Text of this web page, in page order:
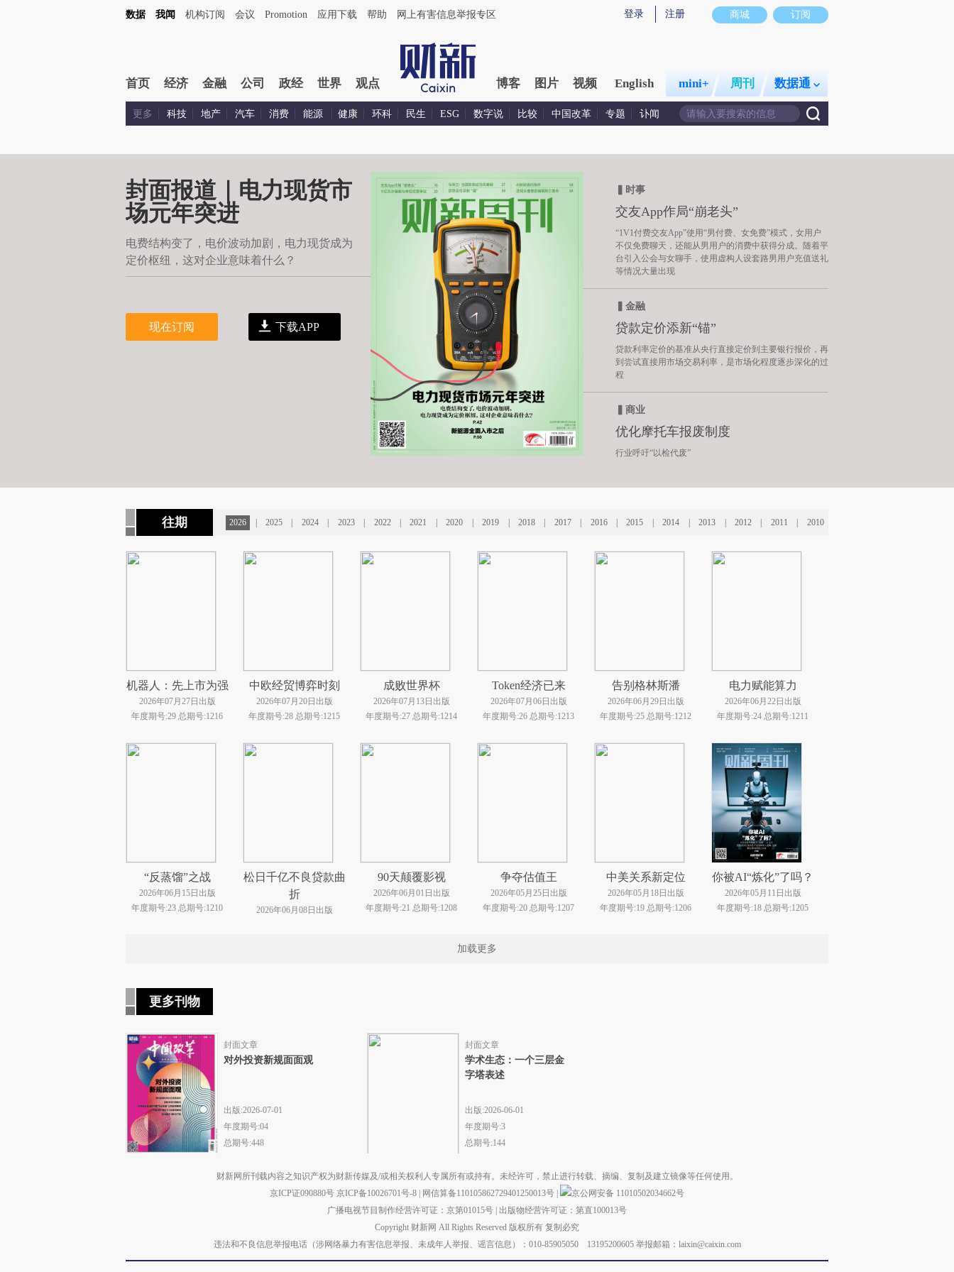
商城 订阅
登录 注册
数据 我闻 机构订阅 会议 Promotion 应用下载 帮助 网上有害信息举报专区
首页 经济 金融 公司 政经 世界 观点 博客 图片 视频 English mini+ 周刊 数据通
更多 科技 地产 汽车 消费 能源 健康 环科 民生 ESG 数字说 比较 中国改革 专题 讣闻
封面报道｜电力现货市
场元年突进
电费结构变了，电价波动加剧，电力现货成为
定价枢纽，这对企业意味着什么？
现在订阅 下载APP
▍时事
交友App作局“崩老头”
“1V1付费交友App”使用“男付费、女免费”模式，女用户
不仅免费聊天，还能从男用户的消费中获得分成。随着平
台引入公会与女聊手，使用虚构人设套路男用户充值送礼
等情况大量出现
▍金融
贷款定价添新“锚”
贷款利率定价的基准从央行直接定价到主要银行报价，再
到尝试直接用市场交易利率，是市场化程度逐步深化的过
程
▍商业
优化摩托车报废制度
行业呼吁“以检代废”
往期 2026 2025 2024 2023 2022 2021 2020 2019 2018 2017 2016 2015 2014 2013 2012 2011 2010
机器人：先上市为强
2026年07月27日出版
年度期号:29 总期号:1216
中欧经贸博弈时刻
2026年07月20日出版
年度期号:28 总期号:1215
成败世界杯
2026年07月13日出版
年度期号:27 总期号:1214
Token经济已来
2026年07月06日出版
年度期号:26 总期号:1213
告别格林斯潘
2026年06月29日出版
年度期号:25 总期号:1212
电力赋能算力
2026年06月22日出版
年度期号:24 总期号:1211
“反蒸馏”之战
2026年06月15日出版
年度期号:23 总期号:1210
松日千亿不良贷款曲
折
2026年06月08日出版
90天颠覆影视
2026年06月01日出版
年度期号:21 总期号:1208
争夺估值王
2026年05月25日出版
年度期号:20 总期号:1207
中美关系新定位
2026年05月18日出版
年度期号:19 总期号:1206
你被AI“炼化”了吗？
2026年05月11日出版
年度期号:18 总期号:1205
加载更多
更多刊物
封面文章
对外投资新规面面观
出版:2026-07-01
年度期号:04
总期号:448
封面文章
学术生态：一个三层金
字塔表述
出版:2026-06-01
年度期号:3
总期号:144
财新网所刊载内容之知识产权为财新传媒及/或相关权利人专属所有或持有。未经许可，禁止进行转载、摘编、复制及建立镜像等任何使用。
京ICP证090880号 京ICP备10026701号-8 网信算备110105862729401250013号
京公网安备 11010502034662号
广播电视节目制作经营许可证：京第01015号 出版物经营许可证：第直100013号
Copyright 财新网 All Rights Reserved 版权所有 复制必究
违法和不良信息举报电话（涉网络暴力有害信息举报、未成年人举报、谣言信息）：010-85905050 13195200605 举报邮箱：laixin@caixin.com